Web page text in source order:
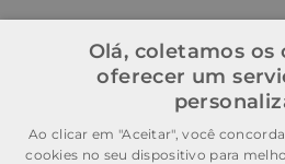
Olá, coletamos os
oferecer um
Ao clicar em "Aceitar", você
cookies no seu dispositivo para